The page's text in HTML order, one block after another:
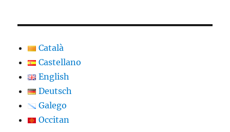
Català
Castellano
English
Deutsch
Galego
Occitan